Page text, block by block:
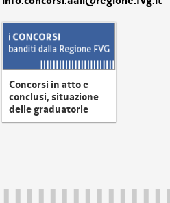
Concorsi in atto e
conclusi, situazione
delle graduatorie